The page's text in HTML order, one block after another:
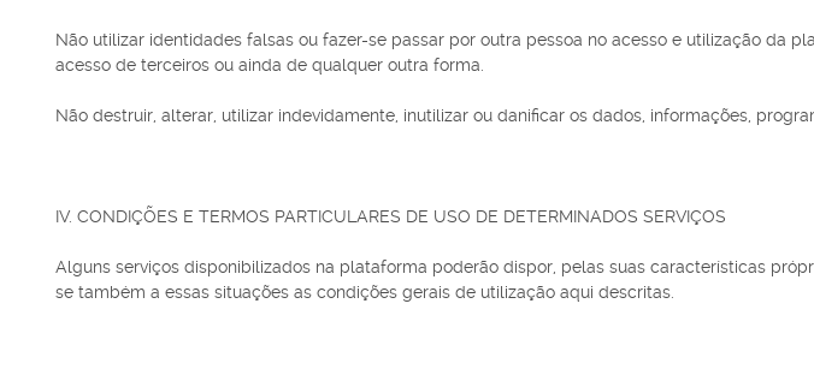
Não utilizar identidades falsas ou fazer-se passar por outra pessoa no acesso e utilização da
acesso de terceiros ou ainda de qualquer outra forma.
Não destruir, alterar, utilizar indevidamente, inutilizar ou danificar os dados, informações,
IV. CONDIÇÕES E TERMOS PARTICULARES DE USO DE DETERMINADOS SERVIÇOS
Alguns serviços disponibilizados na plataforma poderão dispor, pelas suas características
se também a essas situações as condições gerais de utilização aqui descritas.